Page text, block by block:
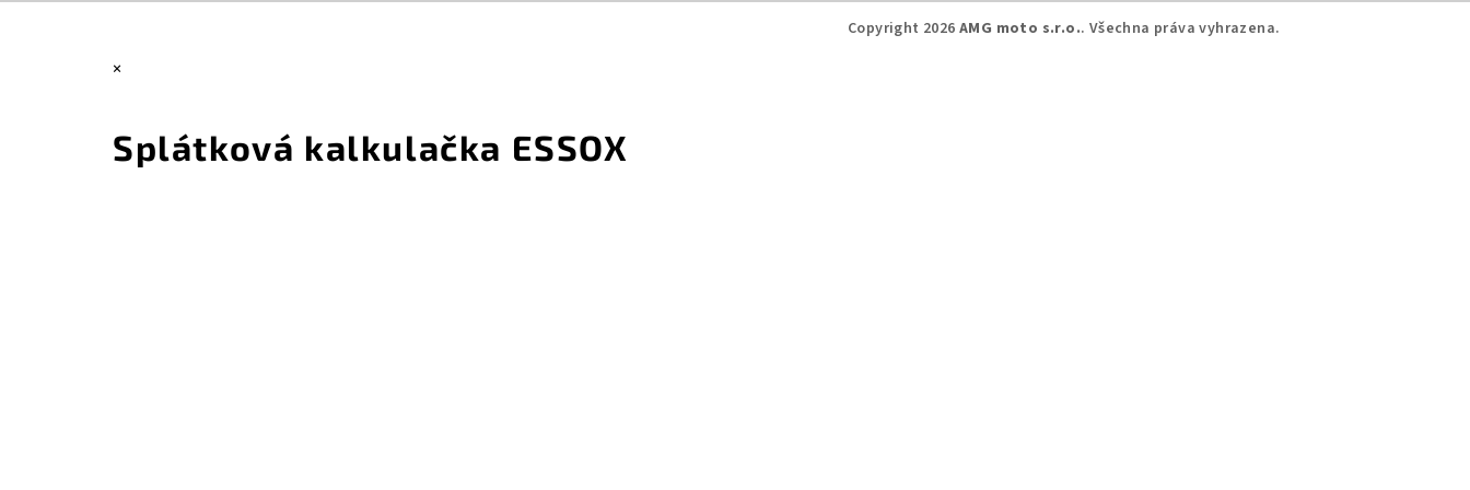
i
s
Copyright 2026 AMG moto s.r.o.. Všechna práva vyhrazena.
×
Splátková kalkulačka ESSOX